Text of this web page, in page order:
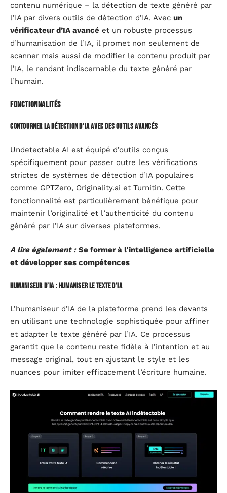
contenu numérique – la détection de texte généré par
l’IA par divers outils de détection d’IA. Avec un
vérificateur d’IA avancé et un robuste processus
d’humanisation de l’IA, il promet non seulement de
scanner mais aussi de modifier le contenu produit par
l’IA, le rendant indiscernable du texte généré par
l’humain.
Fonctionnalités
Contourner la détection d’IA avec des outils avancés
Undetectable AI est équipé d’outils conçus
spécifiquement pour passer outre les vérifications
strictes de systèmes de détection d’IA populaires
comme GPTZero, Originality.ai et Turnitin. Cette
fonctionnalité est particulièrement bénéfique pour
maintenir l’originalité et l’authenticité du contenu
généré par l’IA sur diverses plateformes.
A lire également : Se former à l'intelligence artificielle
et développer ses compétences
Humaniseur d’IA : humaniser le texte d’IA
L’humaniseur d’IA de la plateforme prend les devants
en utilisant une technologie sophistiquée pour affiner
et adapter le texte généré par l’IA. Ce processus
garantit que le contenu reste fidèle à l’intention et au
message original, tout en ajustant le style et les
nuances pour imiter efficacement l’écriture humaine.